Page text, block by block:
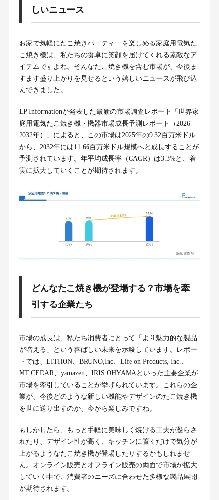
しいニュース
お家で気軽にたこ焼きパーティーを楽しめる家庭用電気た
こ焼き機は、私たちの食卓に笑顔を届けてくれる素敵なア
イテムですよね。そんなたこ焼き機を含む市場が、今後ま
すます盛り上がりを見せるという嬉しいニュースが飛び込
んできました。
LP Informationが発表した最新の市場調査レポート「世界家
庭用電気たこ焼き機・機器市場成長予測レポート（2026-
2032年）」によると、この市場は2025年の9.32百万米ドル
から、2032年には11.66百万米ドル規模へと成長することが
予測されています。年平均成長率（CAGR）は3.3%と、着
実に拡大していくことが期待されます。
どんなたこ焼き機が登場する？市場を牽
引する企業たち
市場の成長は、私たち消費者にとって「より魅力的な製品
が増える」という喜ばしい未来を示唆しています。レポー
トでは、LITHON、BRUNO,Inc、Life on Products, Inc.、
MT.CEDAR、yamazen、IRIS OHYAMAといった主要企業が
市場を牽引していることが挙げられています。これらの企
業が、今後どのような新しい機能やデザインのたこ焼き機
を世に送り出すのか、今から楽しみですね。
もしかしたら、もっと手軽に美味しく焼ける工夫が凝らさ
れたり、デザイン性が高く、キッチンに置くだけで気分が
上がるようなたこ焼き機が登場したりするかもしれませ
ん。オンライン販売とオフライン販売の両面で市場が拡大
していく中で、消費者のニーズに合わせた多様な製品展開
が期待されます。